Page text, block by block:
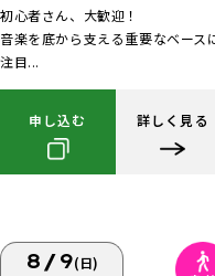
初心者さん、大歓迎！
音楽を底から支える重要なベース
注目...
申し込む 詳しく見る
8/9(日)